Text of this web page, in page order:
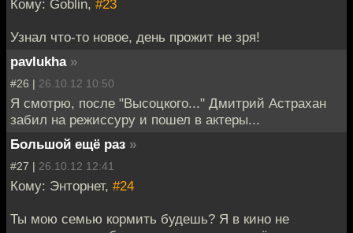
Кому: Goblin, #23
Узнал что-то новое, день прожит не зря!
pavlukha »
#26 | 26.10.12 10:50
Я смотрю, после "Высоцкого..." Дмитрий Астрахан
забил на режиссуру и пошел в актеры...
Большой ещё раз »
#27 | 26.10.12 12:41
Кому: Энторнет, #24
Ты мою семью кормить будешь? Я в кино не